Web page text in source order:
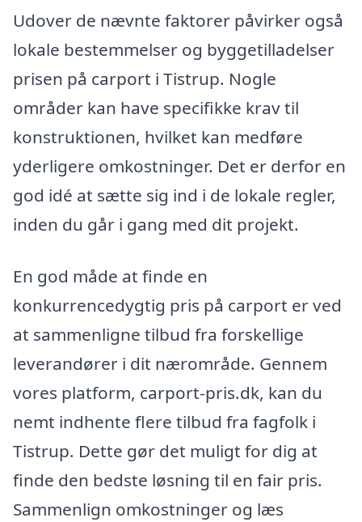
Udover de nævnte faktorer påvirker også
lokale bestemmelser og byggetilladelser
prisen på carport i Tistrup. Nogle
områder kan have specifikke krav til
konstruktionen, hvilket kan medføre
yderligere omkostninger. Det er derfor en
god idé at sætte sig ind i de lokale regler,
inden du går i gang med dit projekt.
En god måde at finde en
konkurrencedygtig pris på carport er ved
at sammenligne tilbud fra forskellige
leverandører i dit nærområde. Gennem
vores platform, carport-pris.dk, kan du
nemt indhente flere tilbud fra fagfolk i
Tistrup. Dette gør det muligt for dig at
finde den bedste løsning til en fair pris.
Sammenlign omkostninger og læs